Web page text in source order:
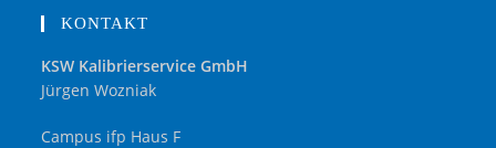
KONTAKT
KSW Kalibrierservice GmbH
Jürgen Wozniak
Campus ifp Haus F